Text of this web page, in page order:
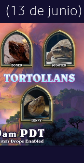
(13 de junio)